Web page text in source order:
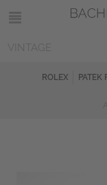
ROLEX PATEK